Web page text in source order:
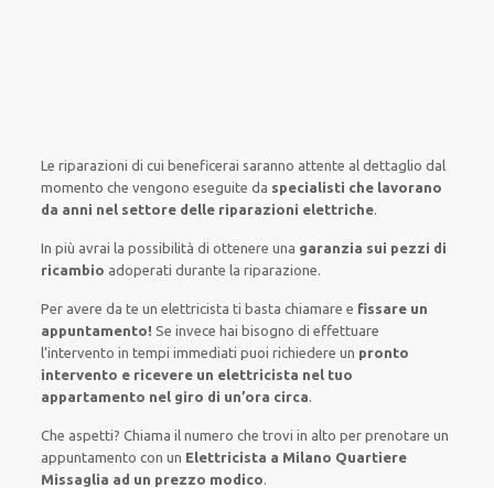
Le riparazioni di cui beneficerai saranno attente al dettaglio dal
momento che vengono eseguite da specialisti che lavorano
da anni nel settore delle riparazioni elettriche.
In più avrai la possibilità diottenere una garanzia sui pezzi di
ricambio adoperati durante la riparazione.
Per avereda te un elettricistati basta chiamare e fissare un
appuntamento! Se invece hai bisogno dieffettuare
l’intervento in tempiimmediati puoi richiedere un pronto
intervento e ricevere un elettricista nel tuo
appartamento nel giro di un’ora circa.
Che aspetti? Chiama il numero che trovi in alto per prenotare un
appuntamento con un Elettricista a Milano Quartiere
Missaglia ad un prezzo modico.